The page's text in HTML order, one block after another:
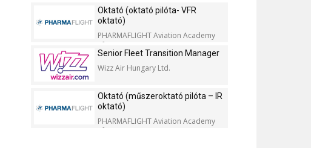
Oktató (oktató pilóta- VFR
oktató)
PHARMAFLIGHT Aviation Academy
Kft.
Senior Fleet Transition Manager
Wizz Air Hungary Ltd.
Oktató (műszeroktató pilóta – IR
oktató)
PHARMAFLIGHT Aviation Academy
Kft.